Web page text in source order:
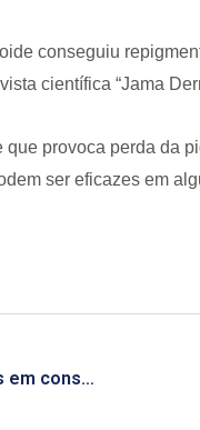
conseguiu
científica “Jama
provoca perda da
ser eficazes em
Adultos superam crianças em consumo de medicamentos para a concentração
em nova resolução
2026